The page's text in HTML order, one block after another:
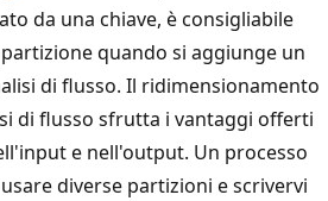
da una chiave, è consigliabile
quando si aggiunge un
di flusso. Il ridimensionamento
di flusso sfrutta i vantaggi offerti
e nell'output. Un processo
diverse partizioni e scrivervi